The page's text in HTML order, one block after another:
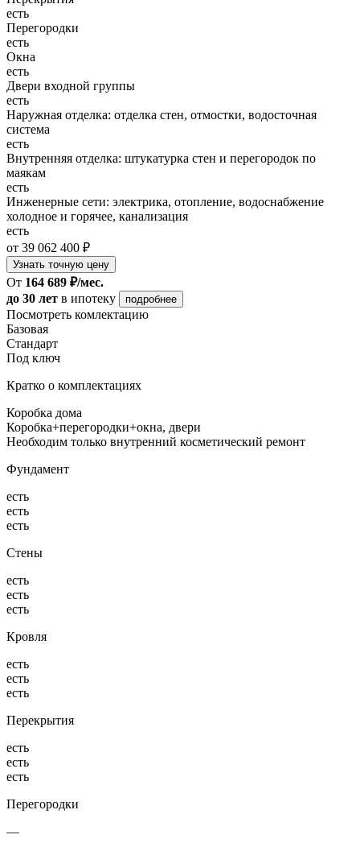
есть
Перегородки
есть
Окна
есть
Двери входной группы
есть
Наружная отделка: отделка стен, отмостки, водосточная
система
есть
Внутренняя отделка: штукатурка стен и перегородок по
маякам
есть
Инженерные сети: электрика, отопление, водоснабжение
холодное и горячее, канализация
есть
от 39 062 400 ₽
Узнать точную цену
От 164 689 ₽/мес.
до 30 лет в ипотеку подробнее
Посмотреть комлектацию
Базовая
Стандарт
Под ключ
Кратко о комплектациях
Коробка дома
Коробка+перегородки+окна, двери
Необходим только внутренний косметический ремонт
Фундамент
есть
есть
есть
Стены
есть
есть
есть
Кровля
есть
есть
есть
Перекрытия
есть
есть
есть
Перегородки
—